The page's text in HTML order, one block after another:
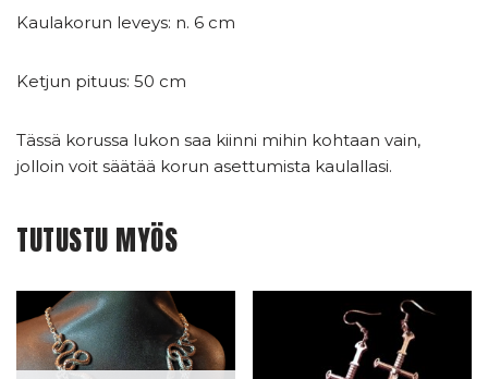
Kaulakorun leveys: n. 6 cm
Ketjun pituus: 50 cm
Tässä korussa lukon saa kiinni mihin kohtaan vain,
jolloin voit säätää korun asettumista kaulallasi.
TUTUSTU MYÖS